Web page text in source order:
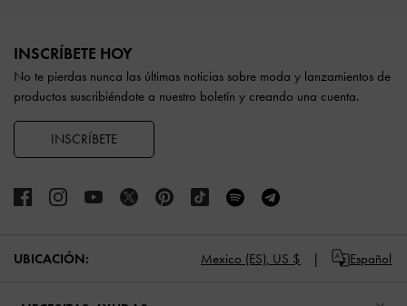
INSCRÍBETE HOY
No te pierdas nunca las últimas noticias sobre moda y lanzamientos de
productos suscribiéndote a nuestro boletín y creando una cuenta.
INSCRÍBETE
UBICACIÓN: Mexico (ES), US $ Español